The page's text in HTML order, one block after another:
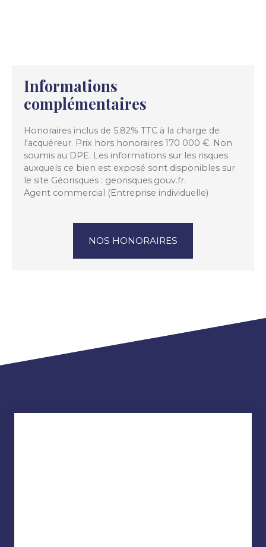
Informations
complémentaires
Honoraires inclus de 5.82% TTC à la charge de
l'acquéreur. Prix hors honoraires 170 000 €. Non
soumis au DPE. Les informations sur les risques
auxquels ce bien est exposé sont disponibles sur
le site Géorisques : georisques.gouv.fr.
Agent commercial (Entreprise individuelle)
NOS HONORAIRES